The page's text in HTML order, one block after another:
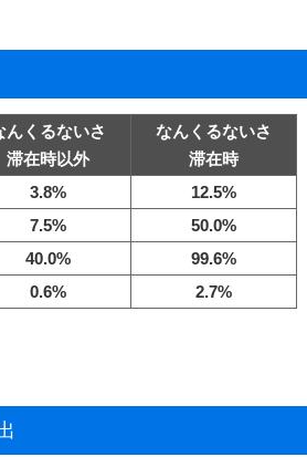
んくるないさ
滞在時以外
なんくるないさ
滞在時
3.8%
12.5%
7.5%
50.0%
40.0%
99.6%
0.6% 2.7%